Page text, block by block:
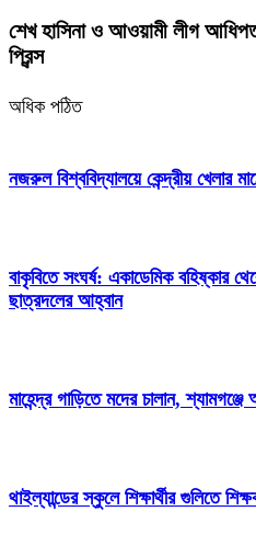
শেখ হাসিনা ও আওয়ামী লীগ
প্রিন্স
অধিক পঠিত
নজরুল বিশ্ববিদ্যালয়ে কেন্দ্রীয় খেলার
বাকৃবিতে সংঘর্ষ: একাডেমিক বহিষ্কার
ছাত্রদলের আহ্বান
মাহেন্দ্র গাড়িতে মদের চালান,
থাইল্যান্ডের স্কুলে শিক্ষার্থীর গুলিতে